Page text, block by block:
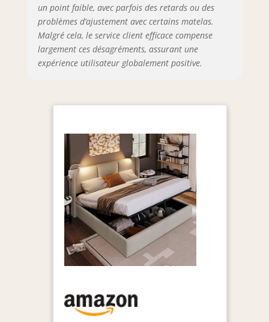
un point faible, avec parfois des retards ou des
problèmes d’ajustement avec certains matelas.
Malgré cela, le service client efficace compense
largement ces désagréments, assurant une
expérience utilisateur globalement positive.